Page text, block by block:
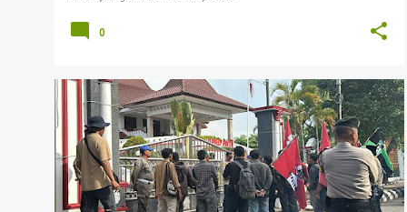
0
DEMO PENGISIAN PERANGKAT DESA HMI PATI
MAHASISWA PATI DEMO +
PENGISIAN PERANGKAT DESA